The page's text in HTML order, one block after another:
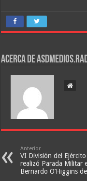
Acerca de
Anterior
VI División del
realizó Parada Militar
Bernardo O’Higgins